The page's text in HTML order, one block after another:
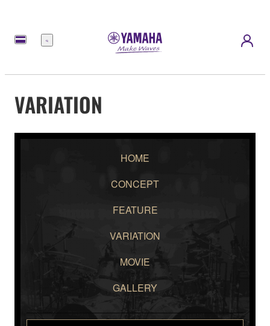
Menu
VARIATION
HOME
CONCEPT
FEATURE
VARIATION
MOVIE
GALLERY